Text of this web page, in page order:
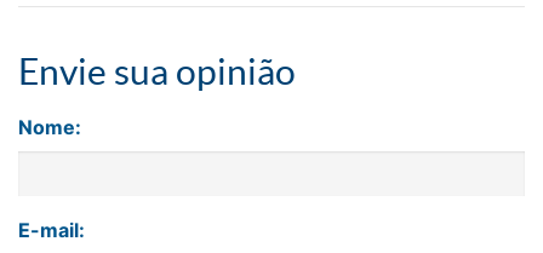
Envie sua opinião
Nome:
E-mail: